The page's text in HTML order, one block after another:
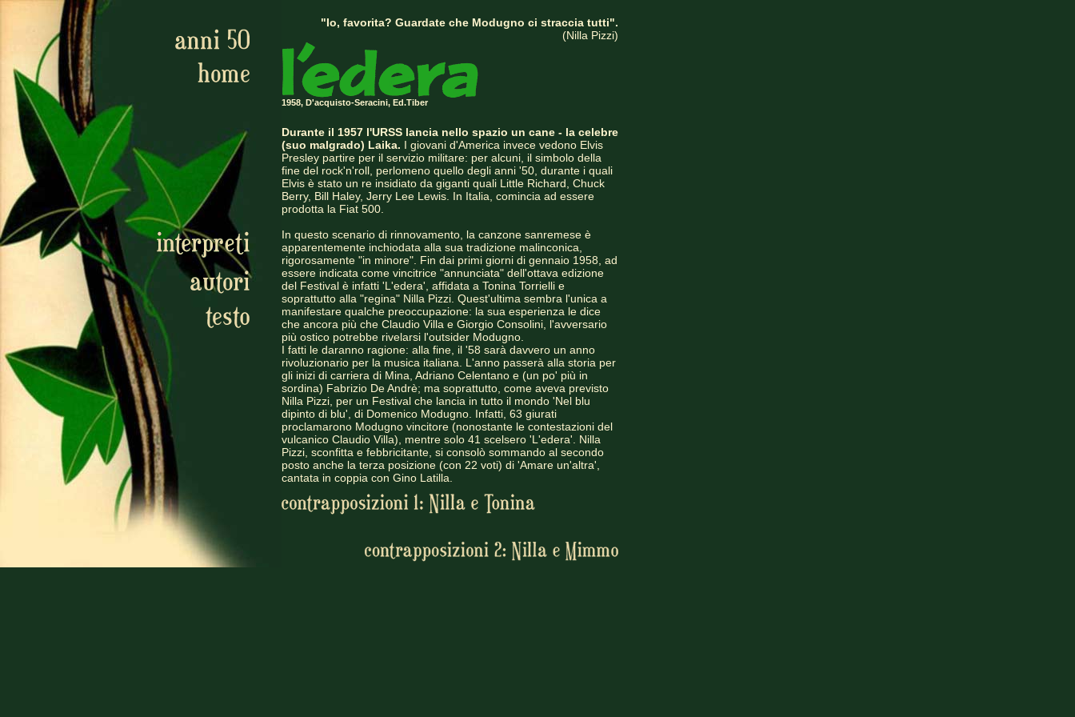
"Io, favorita? Guardate che Modugno ci straccia tutti".
(Nilla Pizzi)
1958, D'acquisto-Seracini, Ed.Tiber
Durante il 1957 l'URSS lancia nello spazio un cane - la celebre
(suo malgrado) Laika. I giovani d'America invece vedono Elvis
Presley partire per il servizio militare: per alcuni, il simbolo della
fine del rock'n'roll, perlomeno quello degli anni '50, durante i quali
Elvis è stato un re insidiato da giganti quali Little Richard, Chuck
Berry, Bill Haley, Jerry Lee Lewis. In Italia, comincia ad essere
prodotta la Fiat 500.
In questo scenario di rinnovamento, la canzone sanremese è
apparentemente inchiodata alla sua tradizione malinconica,
rigorosamente "in minore". Fin dai primi giorni di gennaio 1958, ad
essere indicata come vincitrice "annunciata" dell'ottava edizione
del Festival è infatti 'L'edera', affidata a Tonina Torrielli e
soprattutto alla "regina" Nilla Pizzi. Quest'ultima sembra l'unica a
manifestare qualche preoccupazione: la sua esperienza le dice
che ancora più che Claudio Villa e Giorgio Consolini, l'avversario
più ostico potrebbe rivelarsi l'outsider Modugno.
I fatti le daranno ragione: alla fine, il '58 sarà davvero un anno
rivoluzionario per la musica italiana. L'anno passerà alla storia per
gli inizi di carriera di Mina, Adriano Celentano e (un po' più in
sordina) Fabrizio De Andrè; ma soprattutto, come aveva previsto
Nilla Pizzi, per un Festival che lancia in tutto il mondo 'Nel blu
dipinto di blu', di Domenico Modugno. Infatti, 63 giurati
proclamarono Modugno vincitore (nonostante le contestazioni del
vulcanico Claudio Villa), mentre solo 41 scelsero 'L'edera'. Nilla
Pizzi, sconfitta e febbricitante, si consolò sommando al secondo
posto anche la terza posizione (con 22 voti) di 'Amare un'altra',
cantata in coppia con Gino Latilla.